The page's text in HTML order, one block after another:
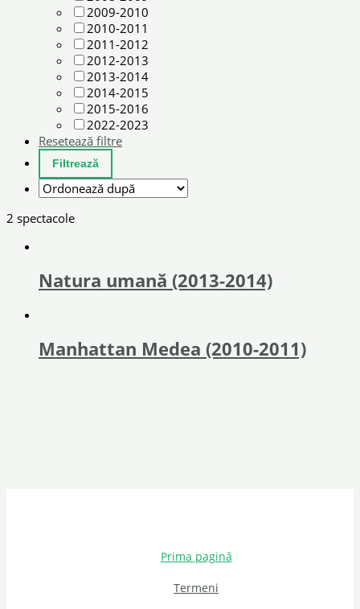
2009-2010
2010-2011
2011-2012
2012-2013
2013-2014
2014-2015
2015-2016
2022-2023
Resetează filtre
2 spectacole
Natura umană (2013-2014)
Manhattan Medea (2010-2011)
Prima pagină
Termeni